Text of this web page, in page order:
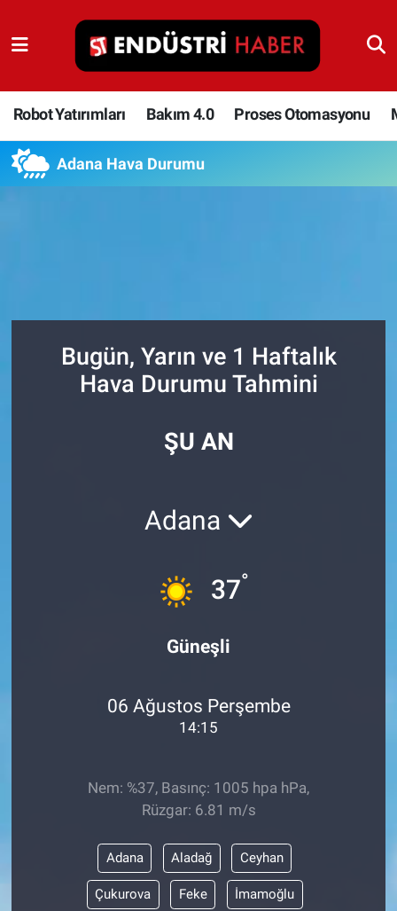
Robot Yatırımları Bakım 4.0 Proses Otomasyonu
Adana Hava Durumu
Bugün, Yarın ve 1 Haftalık
Hava Durumu Tahmini
ŞU AN
Adana
37°
Güneşli
06 Ağustos Perşembe
14:15
Nem: %37, Basınç: 1005 hpa hPa,
Rüzgar: 6.81 m/s
Adana Aladağ Ceyhan
Çukurova Feke İmamoğlu
Robot Yatırımları
Bakım 4.0
Proses Otomasyonu
HaberOrtak
Endüstri 4.0 Uygulamaları